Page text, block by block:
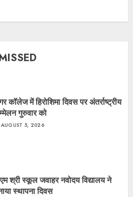
कॉलेज में हिरोशिमा दिवस पर अंतर्राष्ट्रीय
गुरुवार को
AUGUST 5, 2026
श्री स्कूल जवाहर नवोदय विद्यालय ने
स्थापना दिवस